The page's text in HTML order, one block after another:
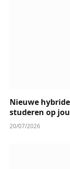
Nieuwe
studeren op
20/07/2026